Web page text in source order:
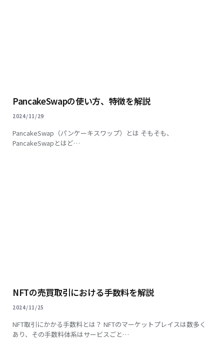
PancakeSwapの使い方、特徴を解説
2024/11/29
PancakeSwap（パンケーキスワップ）とは そもそも、
PancakeSwapとはど…
NFTの売買取引における手数料を解説
2024/11/25
NFT取引にかかる手数料とは？ NFTのマーケットプレイスは数多く
あり、その手数料体系はサービスごと…